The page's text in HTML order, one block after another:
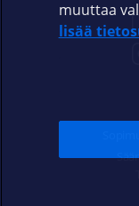
muuttaa
lisää